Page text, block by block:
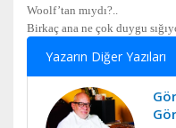
Woolf’tan mıydı?..
Birkaç ana ne çok duygu
Yazarın Diğer Yazıları